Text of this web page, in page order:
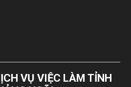
VỤ VIỆC LÀM TỈNH